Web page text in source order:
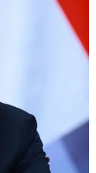
dân. (Ảnh:
y tế quốc
nhất 200
được tiêm